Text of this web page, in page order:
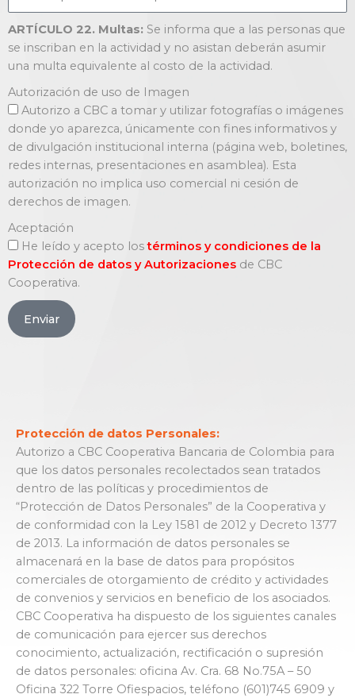
ARTÍCULO 22. Multas: Se informa que a las personas que
se inscriban en la actividad y no asistan deberán asumir
una multa equivalente al costo de la actividad.
Autorización de uso de Imagen
Autorizo a CBC a tomar y utilizar fotografías o imágenes
donde yo aparezca, únicamente con fines informativos y
de divulgación institucional interna (página web, boletines,
redes internas, presentaciones en asamblea). Esta
autorización no implica uso comercial ni cesión de
derechos de imagen.
Aceptación
He leído y acepto lostérminos y condiciones de la
Protección de datos y Autorizaciones de CBC
Cooperativa.
Enviar
Protección de datos Personales:
Autorizo a CBC Cooperativa Bancaria de Colombia para
que los datos personales recolectados sean tratados
dentro de las políticas y procedimientos de
“Protección de Datos Personales” de la Cooperativa y
de conformidad con la Ley 1581 de 2012 y Decreto 1377
de 2013. La información de datos personales se
almacenará en la base de datos para propósitos
comerciales de otorgamiento de crédito y actividades
de convenios y servicios en beneficio de los asociados.
CBC Cooperativa ha dispuesto de los siguientes canales
de comunicación para ejercer sus derechos
conocimiento, actualización, rectificación o supresión
de datos personales: oficina Av. Cra. 68 No.75A – 50
Oficina 322 Torre Ofiespacios, teléfono (601)745 6909 y